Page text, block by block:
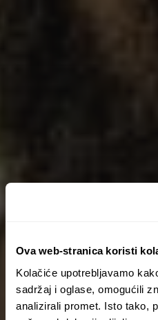
Ova web-stranica koristi
Kolačiće upotrebljavamo
sadržaj i oglase, omogućili
analizirali promet. Isto tako,